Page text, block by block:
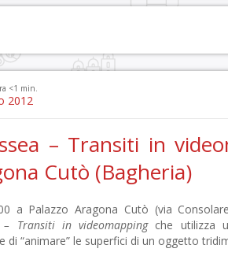
<1 min.
2012
– Transiti in
Cutò (Bagheria)
a Palazzo Aragona Cutò (via
– Transiti in videomappingche utilizza
di “animare” le superfici di un oggetto